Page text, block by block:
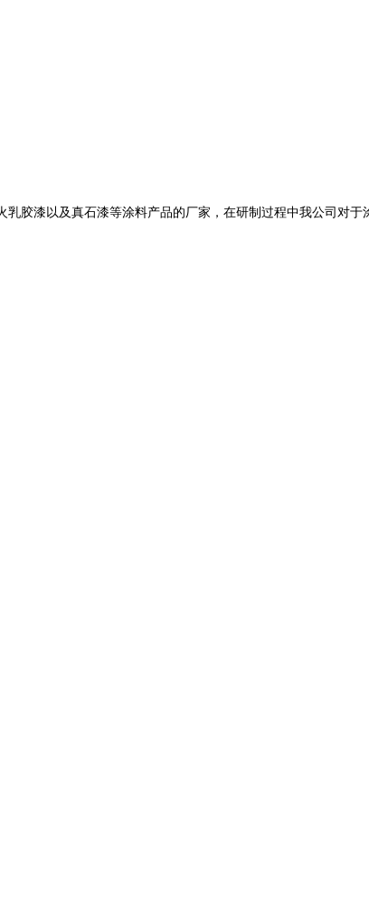
胶漆以及真石漆等涂料产品的厂家，在研制过程中我公司对